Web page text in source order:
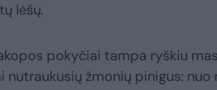
lėšų.
pokyčiai tampa ryškiu
nutraukusių žmonių pinigus: